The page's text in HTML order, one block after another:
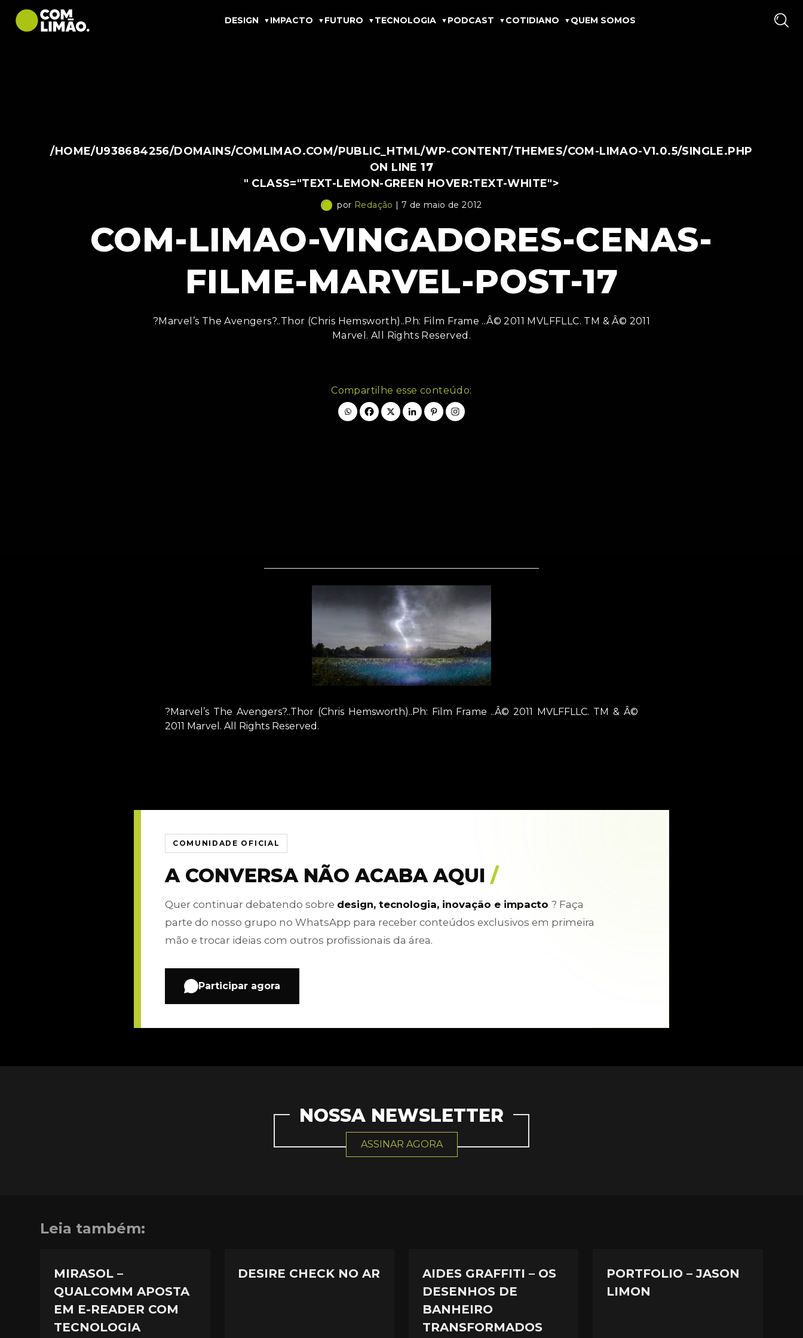
DESIGN IMPACTO FUTURO TECNOLOGIA PODCAST COTIDIANO QUEM SOMOS
/HOME/U938684256/DOMAINS/COMLIMAO.COM/PUBLIC_HTML/WP-CONTENT/THEMES/COM-LIMAO-V1.0.5/SINGLE.PHP
ON LINE17
" CLASS="TEXT-LEMON-GREEN HOVER:TEXT-WHITE">
por Redação | 7 de maio de 2012
COM-LIMAO-VINGADORES-CENAS-
FILME-MARVEL-POST-17
?Marvel’s The Avengers?..Thor (Chris Hemsworth)..Ph: Film Frame ..Â© 2011 MVLFFLLC. TM & Â© 2011
Marvel. All Rights Reserved.
Compartilhe esse conteúdo:
?Marvel’s The Avengers?..Thor (Chris Hemsworth)..Ph: Film Frame ..Â© 2011 MVLFFLLC. TM & Â©
2011 Marvel. All Rights Reserved.
COMUNIDADE OFICIAL
A CONVERSA NÃO ACABA AQUI /
Quer continuar debatendo sobre design, tecnologia, inovação e impacto ? Faça
parte do nosso grupo no WhatsApp para receber conteúdos exclusivos em primeira
mão e trocar ideias com outros profissionais da área.
Participar agora
NOSSA NEWSLETTER
ASSINAR AGORA
Leia também:
MIRASOL –
QUALCOMM APOSTA
EM E-READER COM
TECNOLOGIA
DESIRE CHECK NO AR
AIDES GRAFFITI – OS
DESENHOS DE
BANHEIRO
TRANSFORMADOS
PORTFOLIO – JASON
LIMON